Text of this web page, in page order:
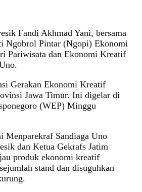
Fandi Akhmad Yani, bersama
Ngobrol Pintar (Ngopi) Ekonomi
Pariwisata dan Ekonomi Kreatif
Gerakan Ekonomi Kreatif
Jawa Timur. Ini digelar di
(WEP) Minggu
Menparekraf Sandiaga Uno
dan Ketua Gekrafs Jatim
produk ekonomi kreatif
stand dan disuguhkan